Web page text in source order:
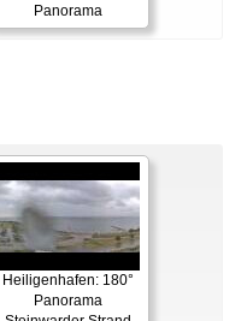
Panorama
Heiligenhafen: 180°
Panorama